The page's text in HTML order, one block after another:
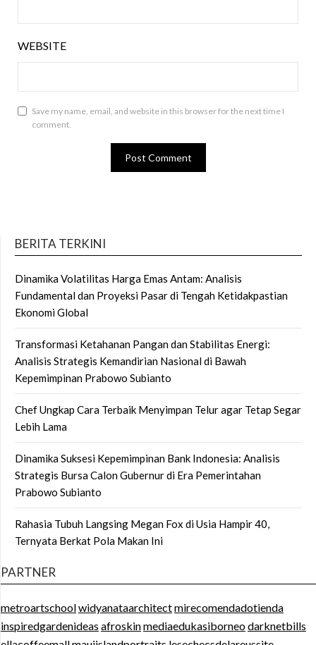
WEBSITE
Save my name, email, and website in this browser for the next time I
comment.
BERITA TERKINI
Dinamika Volatilitas Harga Emas Antam: Analisis
Fundamental dan Proyeksi Pasar di Tengah Ketidakpastian
Ekonomi Global
Transformasi Ketahanan Pangan dan Stabilitas Energi:
Analisis Strategis Kemandirian Nasional di Bawah
Kepemimpinan Prabowo Subianto
Chef Ungkap Cara Terbaik Menyimpan Telur agar Tetap Segar
Lebih Lama
Dinamika Suksesi Kepemimpinan Bank Indonesia: Analisis
Strategis Bursa Calon Gubernur di Era Pemerintahan
Prabowo Subianto
Rahasia Tubuh Langsing Megan Fox di Usia Hampir 40,
Ternyata Berkat Pola Makan Ini
PARTNER
metroartschoolwidyanataarchitectmirecomendadotienda
inspiredgardenideas afroskinmediaedukasiborneodarknetbills